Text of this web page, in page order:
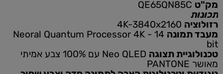
מק"ט QE65QN85C
תכונות
רזולוציה 4K-3840x2160
מעבד תמונה Neoral Quantum Processor 4K - 14
bit
טכנולוגיית תצוגה
Neo QLED עם 100% צבע אמיתי
מאושר PANTONE